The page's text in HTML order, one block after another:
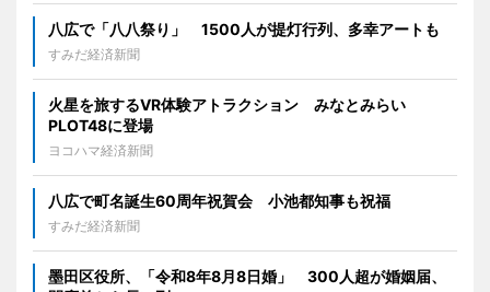
八広で「八八祭り」 1500人が提灯行列、多幸アートも
すみだ経済新聞
火星を旅するVR体験アトラクション みなとみらい
PLOT48に登場
ヨコハマ経済新聞
八広で町名誕生60周年祝賀会 小池都知事も祝福
すみだ経済新聞
墨田区役所、「令和8年8月8日婚」 300人超が婚姻届、